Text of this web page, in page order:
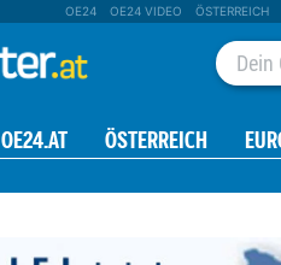
OE24 OE24 VIDEO ÖSTERREICH
OE24.AT ÖSTERREICH